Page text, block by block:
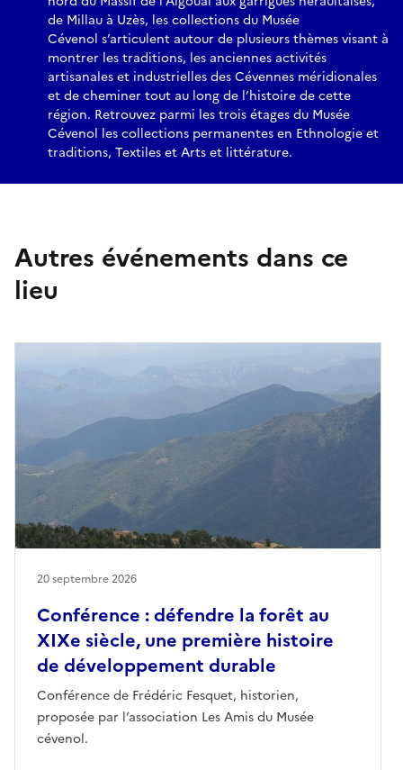
de Millau à Uzès, les collections du Musée
Cévenol s’articulent autour de plusieurs thèmes visant à
montrer les traditions, les anciennes activités
artisanales et industrielles des Cévennes méridionales
et de cheminer tout au long de l’histoire de cette
région. Retrouvez parmi les trois étages du Musée
Cévenol les collections permanentes en Ethnologie et
traditions, Textiles et Arts et littérature.
Autres événements dans ce
lieu
Conférence : défendre la forêt au
XIXe siècle, une première histoire
de développement durable
Conférence de Frédéric Fesquet, historien,
proposée par l’association Les Amis du Musée
cévenol.
20 septembre 2026